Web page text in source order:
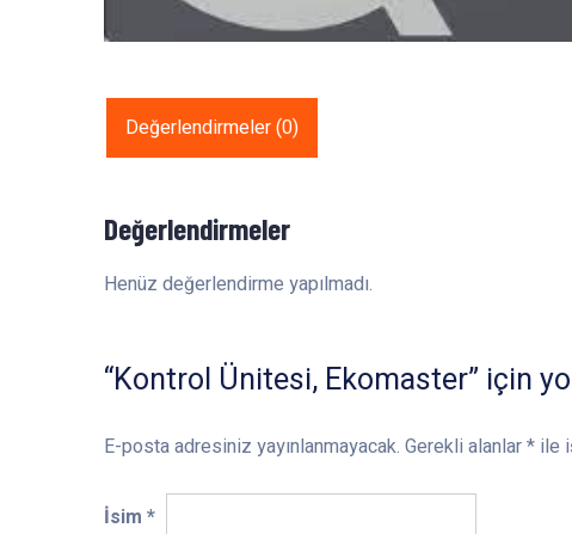
Değerlendirmeler (0)
Değerlendirmeler
Henüz değerlendirme yapılmadı.
“Kontrol Ünitesi, Ekomaster” için
E-posta adresiniz yayınlanmayacak. Gerekli alanlar* ile
İsim *